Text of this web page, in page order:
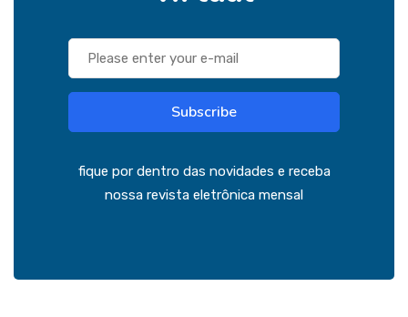
Subscribe
fique por dentro das novidades e receba
nossa revista eletrônica mensal